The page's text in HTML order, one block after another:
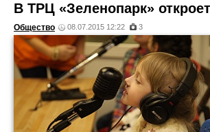
В ТРЦ «Зеленопарк»
Общество 08.07.2015 12:22 3